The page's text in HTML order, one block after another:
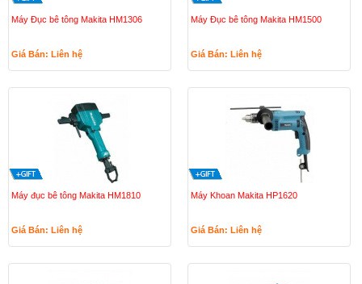
Máy Đục bê tông Makita HM1306
Giá Bán: Liên hệ
Máy Đục bê tông Makita HM1500
Giá Bán: Liên hệ
Máy đục bê tông Makita HM1810
Giá Bán: Liên hệ
Máy Khoan Makita HP1620
Giá Bán: Liên hệ